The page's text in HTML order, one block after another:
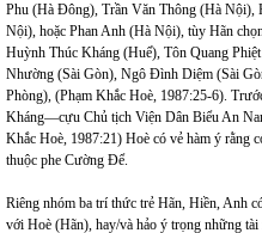
Phu (Hà Đông), Trần Văn Thông (Hà
Nội), hoặc Phan Anh (Hà Nội), tùy Hãn
Huỳnh Thúc Kháng (Huế), Tôn Quang
Nhường (Sài Gòn), Ngô Đình Diệm (Sài
Phòng), (Phạm Khắc Hoè, 1987:25-6).
Kháng—cựu Chủ tịch Viện Dân Biểu An
Khắc Hoè, 1987:21) Hoè có vẻ hàm ý
thuộc phe Cường Để.
Riêng nhóm ba trí thức trẻ Hãn, Hiền, Anh
với Hoè (Hãn), hay/và hảo ý trọng những